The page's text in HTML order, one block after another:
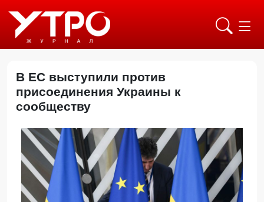
В ЕС выступили против
присоединения Украины к
сообществу